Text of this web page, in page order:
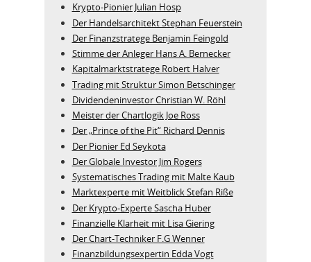
Krypto-Pionier Julian Hosp
Der Handelsarchitekt Stephan Feuerstein
Der Finanzstratege Benjamin Feingold
Stimme der Anleger Hans A. Bernecker
Kapitalmarktstratege Robert Halver
Trading mit Struktur Simon Betschinger
Dividendeninvestor Christian W. Röhl
Meister der Chartlogik Joe Ross
Der „Prince of the Pit“ Richard Dennis
Der Pionier Ed Seykota
Der Globale Investor Jim Rogers
Systematisches Trading mit Malte Kaub
Marktexperte mit Weitblick Stefan Riße
Der Krypto-Experte Sascha Huber
Finanzielle Klarheit mit Lisa Giering
Der Chart-Techniker F.G Wenner
Finanzbildungsexpertin Edda Vogt